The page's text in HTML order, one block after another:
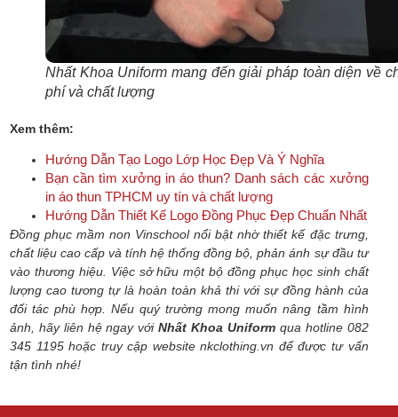
Nhất Khoa Uniform mang đến giải pháp toàn diện về
phí và chất lượng
Xem thêm:
Hướng Dẫn Tạo Logo Lớp Học Đẹp Và Ý Nghĩa
Bạn cần tìm xưởng in áo thun? Danh sách các xưởng
in áo thun TPHCM uy tín và chất lượng
Hướng Dẫn Thiết Kế Logo Đồng Phục Đẹp Chuẩn Nhất
Đồng phục mầm non Vinschool nổi bật nhờ thiết kế đặc trưng,
chất liệu cao cấp và tính hệ thống đồng bộ, phản ánh sự đầu tư
vào thương hiệu. Việc sở hữu một bộ đồng phục học sinh chất
lượng cao tương tự là hoàn toàn khả thi với sự đồng hành của
đối tác phù hợp. Nếu quý trường mong muốn nâng tầm hình
ảnh, hãy liên hệ ngay vớiNhất Khoa Uniformqua hotline 082
345 1195 hoặc truy cập website nkclothing.vn để được tư vấn
tận tình nhé!